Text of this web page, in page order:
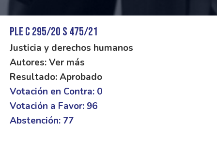
PLE C 295/20 S 475/21
Justicia y derechos humanos
Autores: Ver más
Resultado: Aprobado
Votación en Contra: 0
Votación a Favor: 96
Abstención: 77